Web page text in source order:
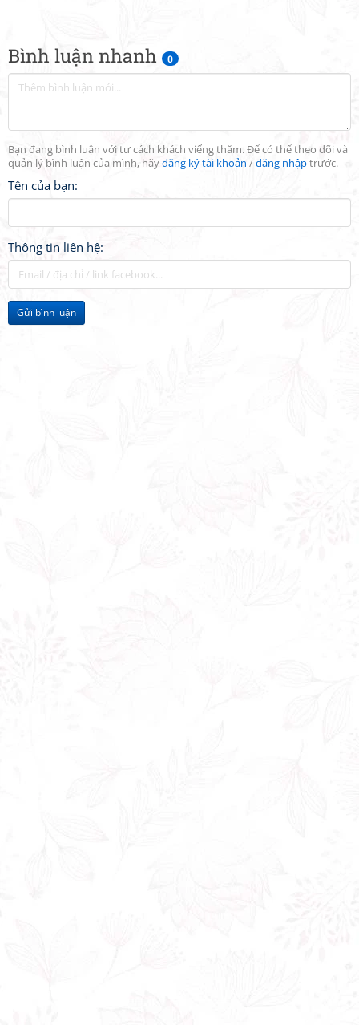
Bình luận nhanh 0
Bạn đang bình luận với tư cách khách viếng thăm. Để có thể theo dõi và
quản lý bình luận của mình, hãyđăng ký tài khoản /đăng nhậptrước.
Tên của bạn:
Thông tin liên hệ:
Gửi bình luận